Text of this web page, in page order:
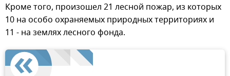
Кроме того, произошел 21 лесной пожар, из которых
10 на особо охраняемых природных территориях и
11 - на землях лесного фонда.